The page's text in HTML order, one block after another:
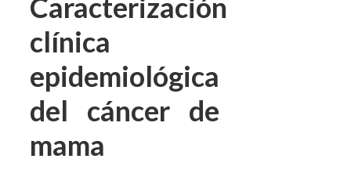
Caracterización
clínica
epidemiológica
del cáncer de
mama